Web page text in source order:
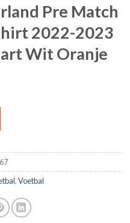
Pre Match
2022-2023
Wit Oranje
,Voetbal